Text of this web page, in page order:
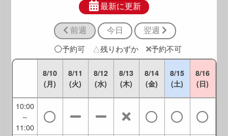
最新に更新
前週 今日 翌週
予約可 △残りわずか 予約不可
8/10
(月)
8/11
(火)
8/12
(水)
8/13
(木)
8/14
(金)
8/15
(土)
8/16
(日)
10:00
～
11:00